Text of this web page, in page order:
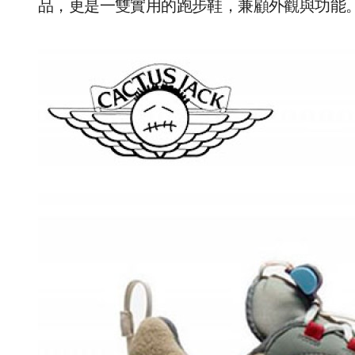
品，更是一雙實用的跑步鞋，兼顧外觀與功能